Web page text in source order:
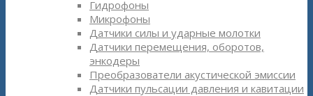
Гидрофоны
Микрофоны
Датчики силы и ударные молотки
Датчики перемещения, оборотов,
энкодеры
Преобразователи акустической эмиссии
Датчики пульсации давления и кавитации